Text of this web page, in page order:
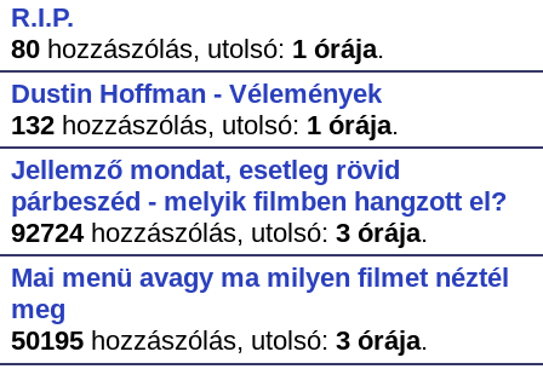
R.I.P.
80hozzászólás, utolsó: 1 órája.
Dustin Hoffman - Vélemények
132hozzászólás, utolsó: 1 órája.
Jellemző mondat, esetleg rövid
párbeszéd - melyik filmben hangzott el?
92724hozzászólás, utolsó: 3 órája.
Mai menü avagy ma milyen filmet néztél
meg
50195hozzászólás, utolsó: 3 órája.